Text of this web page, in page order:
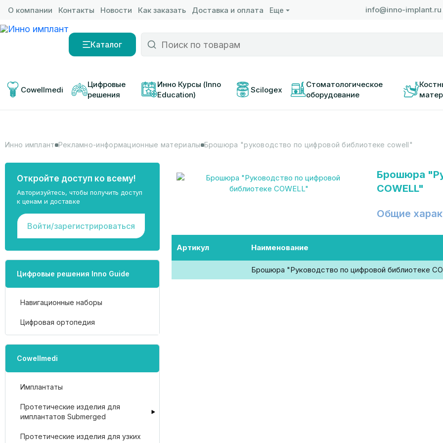
О компании Контакты Новости Как заказать Доставка и оплата Еще info@inno-implant.ru
Каталог
Cowellmedi
Цифровые
решения
Инно Курсы (Inno
Education)
Scilogex
Стоматологическое
оборудование
Инно имплант Рекламно-информационные материалы Брошюра "руководство по цифровой библиотеке cowell"
Откройте доступ ко всему!
Авторизуйтесь, чтобы получить доступ
к ценам и доставке
Войти/зарегистрироваться
Цифровые решения Inno Guide
Навигационные наборы
Цифровая ортопедия
Cowellmedi
Имплантаты
Протетические изделия для
имплантатов Submerged
Протетические изделия для узких
Брошюра
COWELL"
Общие
Артикул Наименование
Брошюра "Руководство по цифровой библиотеке